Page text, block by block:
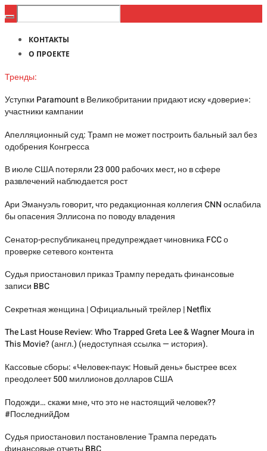
КОНТАКТЫ
О ПРОЕКТЕ
Тренды:
Уступки Paramount в Великобритании придают иску «доверие»:
участники кампании
Апелляционный суд: Трамп не может построить бальный зал без
одобрения Конгресса
В июле США потеряли 23 000 рабочих мест, но в сфере
развлечений наблюдается рост
Ари Эмануэль говорит, что редакционная коллегия CNN ослабила
бы опасения Эллисона по поводу владения
Сенатор-республиканец предупреждает чиновника FCC о
проверке сетевого контента
Судья приостановил приказ Трампу передать финансовые
записи BBC
Секретная женщина | Официальный трейлер | Netflix
The Last House Review: Who Trapped Greta Lee & Wagner Moura in
This Movie? (англ.) (недоступная ссылка — история).
Кассовые сборы: «Человек-паук: Новый день» быстрее всех
преодолеет 500 миллионов долларов США
Подожди… скажи мне, что это не настоящий человек??
#ПоследнийДом
Судья приостановил постановление Трампа передать